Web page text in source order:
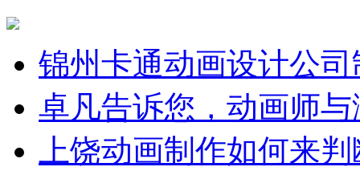
锦州卡通动画设计公
卓凡告诉您，动画师
上饶动画制作如何来